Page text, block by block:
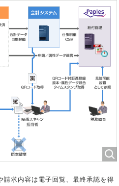
請求内容は電子回覧、最終承認を得